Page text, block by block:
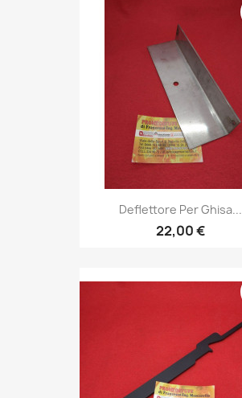
Deflettore Per Ghisa...
22,00 €